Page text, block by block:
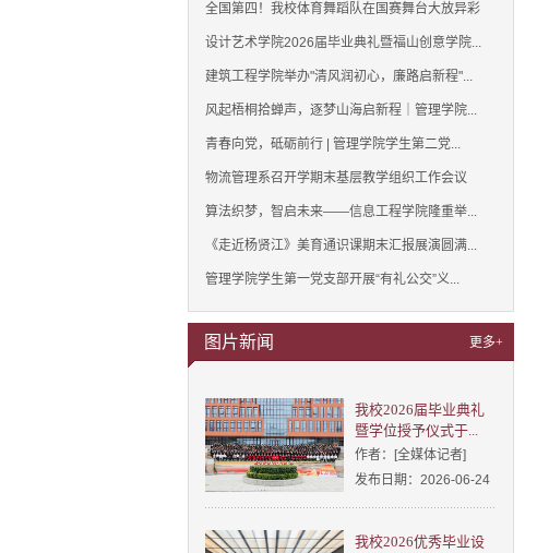
全国第四！我校体育舞蹈队在国赛舞台大放异彩
设计艺术学院2026届毕业典礼暨福山创意学院...
建筑工程学院举办"清风润初心，廉路启新程"...
风起梧桐拾蝉声，逐梦山海启新程｜管理学院...
青春向党，砥砺前行 | 管理学院学生第二党...
物流管理系召开学期末基层教学组织工作会议
算法织梦，智启未来——信息工程学院隆重举...
《走近杨贤江》美育通识课期末汇报展演圆满...
管理学院学生第一党支部开展“有礼公交”义...
图片新闻 更多+
我校2026届毕业典礼
暨学位授予仪式于...
作者：[全媒体记者]
发布日期：2026-06-24
我校2026优秀毕业设